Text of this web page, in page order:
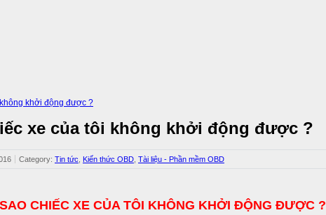
khởi động được ?
xe của tôi không khởi động được ?
Category: ‍ Tin tức Kiến thức OBD Tài liệu - Phần mềm OBD
CHIẾC XE CỦA TÔI KHÔNG KHỞI ĐỘNG ĐƯỢC ?